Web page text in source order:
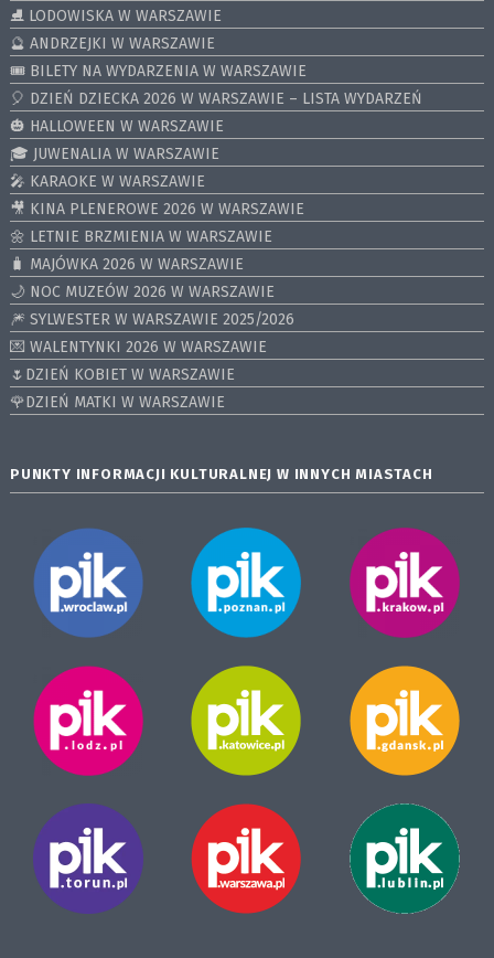
⛸ LODOWISKA W WARSZAWIE
🔮 ANDRZEJKI W WARSZAWIE
🎟️ BILETY NA WYDARZENIA W WARSZAWIE
🎈 DZIEŃ DZIECKA 2026 W WARSZAWIE – LISTA WYDARZEŃ
🎃 HALLOWEEN W WARSZAWIE
🎓 JUWENALIA W WARSZAWIE
🎤 KARAOKE W WARSZAWIE
🎥 KINA PLENEROWE 2026 W WARSZAWIE
🌼 LETNIE BRZMIENIA W WARSZAWIE
🧳 MAJÓWKA 2026 W WARSZAWIE
🌙 NOC MUZEÓW 2026 W WARSZAWIE
🎆 SYLWESTER W WARSZAWIE 2025/2026
💌 WALENTYNKI 2026 W WARSZAWIE
🌷DZIEŃ KOBIET W WARSZAWIE
🌹DZIEŃ MATKI W WARSZAWIE
PUNKTY INFORMACJI KULTURALNEJ W INNYCH MIASTACH